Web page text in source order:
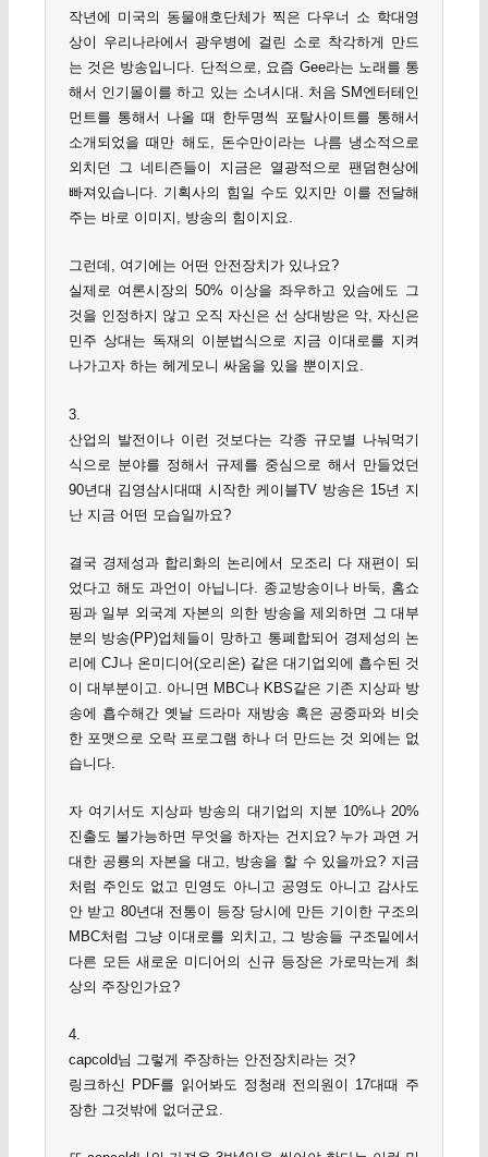
작년에 미국의 동물애호단체가 찍은 다우너 소 학대영
상이 우리나라에서 광우병에 걸린 소로 착각하게 만드
는 것은 방송입니다. 단적으로, 요즘 Gee라는 노래를 통
해서 인기몰이를 하고 있는 소녀시대. 처음 SM엔터테인
먼트를 통해서 나올 때 한두명씩 포탈사이트를 통해서
소개되었을 때만 해도, 돈수만이라는 나름 냉소적으로
외치던 그 네티즌들이 지금은 열광적으로 팬덤현상에
빠져있습니다. 기획사의 힘일 수도 있지만 이를 전달해
주는 바로 이미지, 방송의 힘이지요.
그런데, 여기에는 어떤 안전장치가 있나요?
실제로 여론시장의 50% 이상을 좌우하고 있슴에도 그
것을 인정하지 않고 오직 자신은 선 상대방은 악, 자신은
민주 상대는 독재의 이분법식으로 지금 이대로를 지켜
나가고자 하는 헤게모니 싸움을 있을 뿐이지요.
3.
산업의 발전이나 이런 것보다는 각종 규모별 나눠먹기
식으로 분야를 정해서 규제를 중심으로 해서 만들었던
90년대 김영삼시대때 시작한 케이블TV 방송은 15년 지
난 지금 어떤 모습일까요?
결국 경제성과 합리화의 논리에서 모조리 다 재편이 되
었다고 해도 과언이 아닙니다. 종교방송이나 바둑, 홈쇼
핑과 일부 외국계 자본의 의한 방송을 제외하면 그 대부
분의 방송(PP)업체들이 망하고 통폐합되어 경제성의 논
리에 CJ나 온미디어(오리온) 같은 대기업외에 흡수된 것
이 대부분이고. 아니면 MBC나 KBS같은 기존 지상파 방
송에 흡수해간 옛날 드라마 재방송 혹은 공중파와 비슷
한 포맷으로 오락 프로그램 하나 더 만드는 것 외에는 없
습니다.
자 여기서도 지상파 방송의 대기업의 지분 10%나 20%
진출도 불가능하면 무엇을 하자는 건지요? 누가 과연 거
대한 공룡의 자본을 대고, 방송을 할 수 있을까요? 지금
처럼 주인도 없고 민영도 아니고 공영도 아니고 감사도
안 받고 80년대 전통이 등장 당시에 만든 기이한 구조의
MBC처럼 그냥 이대로를 외치고, 그 방송들 구조밑에서
다른 모든 새로운 미디어의 신규 등장은 가로막는게 최
상의 주장인가요?
4.
capcold님 그렇게 주장하는 안전장치라는 것?
링크하신 PDF를 읽어봐도 정청래 전의원이 17대때 주
장한 그것밖에 없더군요.